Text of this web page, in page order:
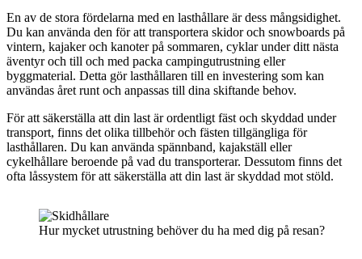
En av de stora fördelarna med en lasthållare är dess mångsidighet.
Du kan använda den för att transportera skidor och snowboards på
vintern, kajaker och kanoter på sommaren, cyklar under ditt nästa
äventyr och till och med packa campingutrustning eller
byggmaterial. Detta gör lasthållaren till en investering som kan
användas året runt och anpassas till dina skiftande behov.
För att säkerställa att din last är ordentligt fäst och skyddad under
transport, finns det olika tillbehör och fästen tillgängliga för
lasthållaren. Du kan använda spännband, kajakställ eller
cykelhållare beroende på vad du transporterar. Dessutom finns det
ofta låssystem för att säkerställa att din last är skyddad mot stöld.
Hur mycket utrustning behöver du ha med dig på resan?